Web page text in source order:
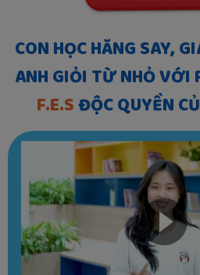
CON HỌC HĂNG SAY,
ANH GIỎI TỪ NHỎ VỚI
F.E.SĐỘC QUYỀN